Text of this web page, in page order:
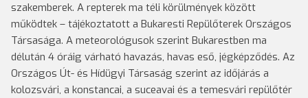
szakemberek. A repterek ma téli körülmények között
működtek – tájékoztatott a Bukaresti Repülőterek Országos
Társasága. A meteorológusok szerint Bukarestben ma
délután 4 óráig várható havazás, havas eső, jégképződés. Az
Országos Út- és Hídügyi Társaság szerint az időjárás a
kolozsvári, a konstancai, a suceavai és a temesvári repülőtér